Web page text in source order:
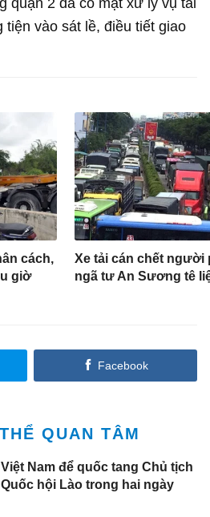
vào sát lề, điều tiết giao
cách,
giờ
Xe tải cán chết người
ngã tư An Sương tê
Facebook
QUAN TÂM
Việt Nam để quốc tang Chủ tịch
Quốc hội Lào trong hai ngày